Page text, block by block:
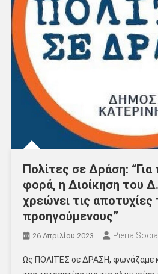
Πολίτες σε Δράση:
φορά, η Διοίκηση του
χρεώνει τις αποτυχίες
προηγούμενους”
26 Απριλίου 2023 Pieria Social
Ως ΠΟΛΙΤΕΣ σε ΔΡΑΣΗ, φωνάζαμε